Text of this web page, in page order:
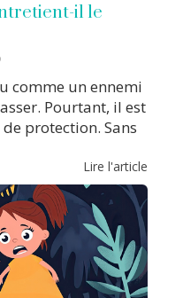
il le
comme un ennemi
Pourtant, il est
protection. Sans
Lire l'article